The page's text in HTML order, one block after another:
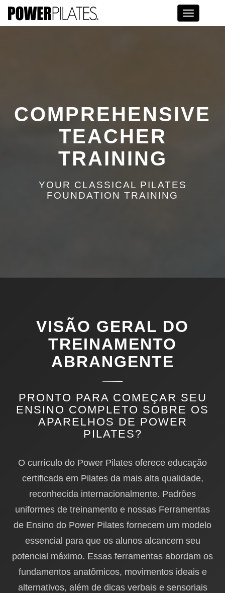
Toggle
COMPREHENSIVE
TEACHER
TRAINING
YOUR CLASSICAL PILATES
FOUNDATION TRAINING
VISÃO GERAL DO
TREINAMENTO
ABRANGENTE
PRONTO PARA COMEÇAR SEU
ENSINO COMPLETO SOBRE OS
APARELHOS DE POWER
PILATES?
O currículo do Power Pilates oferece educação
certificada em Pilates da mais alta qualidade,
reconhecida internacionalmente. Padrões
uniformes de treinamento e nossas Ferramentas
de Ensino do Power Pilates fornecem um modelo
essencial para que os alunos alcancem seu
potencial máximo. Essas ferramentas abordam os
fundamentos anatômicos, movimentos ideais e
alternativos, além de dicas verbais e sensoriais